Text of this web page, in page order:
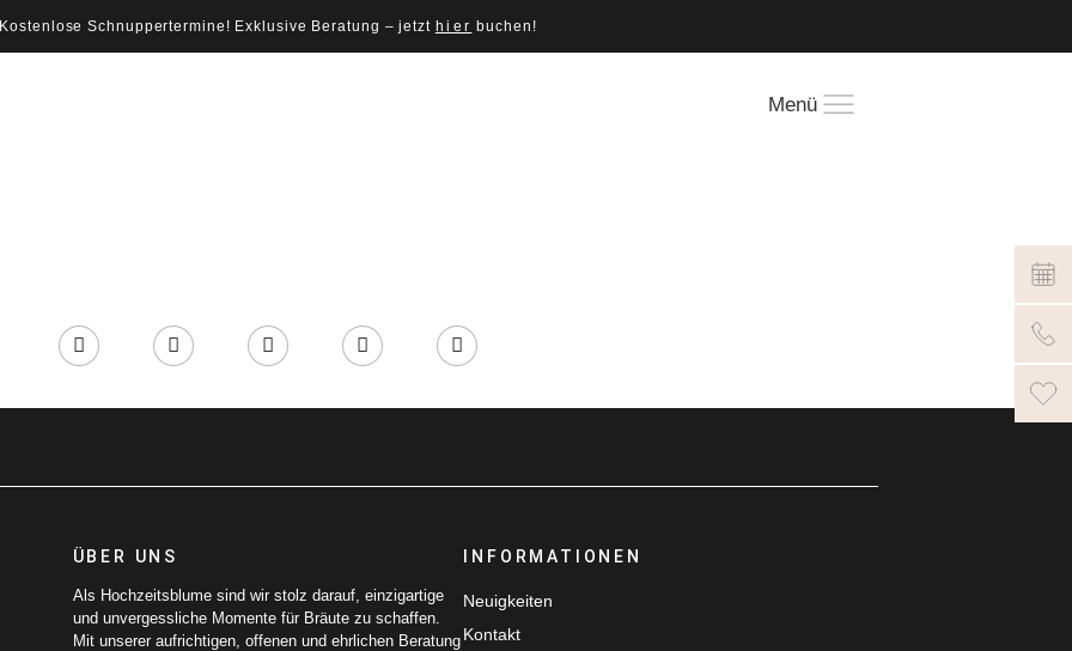
Kostenlose Schnuppertermine! Exklusive Beratung – jetzt hier buchen!
Menü
ÜBER UNS
Als Hochzeitsblume sind wir stolz darauf, einzigartige
und unvergessliche Momente für Bräute zu schaffen.
Mit unserer aufrichtigen, offenen und ehrlichen Beratung
INFORMATIONEN
Neuigkeiten
Kontakt